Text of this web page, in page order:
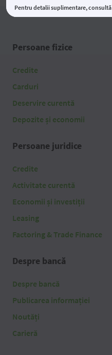
Persoane fizice
Credite
Carduri
Deservire curentă
Depozite și economii
Persoane juridice
Credite
Activitate curentă
Economii și investiții
Leasing
Factoring & Trade Finance
Despre bancă
Despre bancă
Publicarea informației
Noutăți
Carieră
Pentru detalii suplimentare, consultă